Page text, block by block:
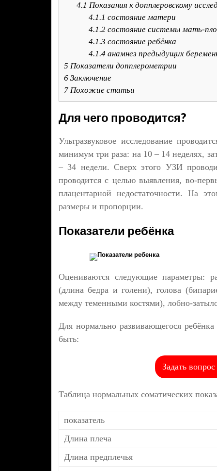
4.1 Показания к допплеровскому
4.1.1 состояние матери
4.1.2 состояние системы мать-
4.1.3 состояние ребёнка
4.1.4 анамнез предыдущих
5 Показатели допплерометрии
6 Заключение
7 Похожие статьи
Для чего проводится?
Ультразвуковое исследование
минимум три раза: на 10 – 14 неделях,
– 34 недели. Сверх этого УЗИ
проводится с целью выявления, во-
плацентарной недостаточности. На
размеры и пропорции.
Показатели ребёнка
Показатели ребенка
Оцениваются следующие параметры:
(длина бедра и голени), голова
между теменными костями), лобно-
Для нормально развивающегося
быть:
Задать
Таблица нормальных соматических
показатель
Длина плеча
Длина предплечья